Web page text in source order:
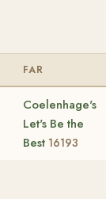
FAR
Coelenhage's
Let's Be the
Best 16193